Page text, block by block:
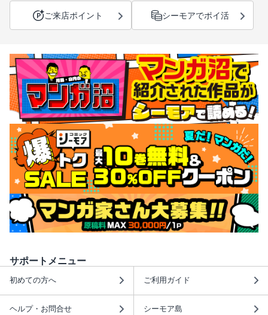
ご来店ポイント シーモアでポイ活
サポートメニュー
初めての方へ ご利用ガイド
ヘルプ・お問合せ シーモア島